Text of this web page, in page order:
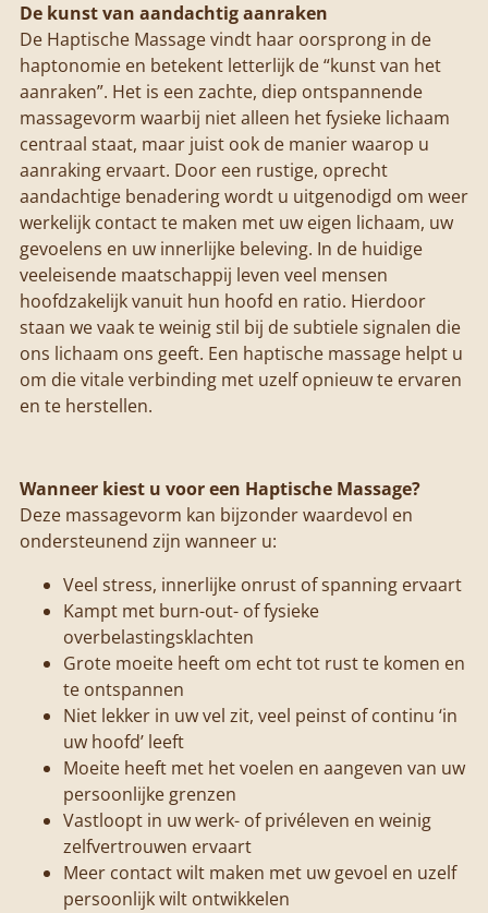
De kunst van aandachtig aanraken
De Haptische Massage vindt haar oorsprong in de
haptonomie en betekent letterlijk de “kunst van het
aanraken”. Het is een zachte, diep ontspannende
massagevorm waarbij niet alleen het fysieke lichaam
centraal staat, maar juist ook de manier waarop u
aanraking ervaart. Door een rustige, oprecht
aandachtige benadering wordt u uitgenodigd om weer
werkelijk contact te maken met uw eigen lichaam, uw
gevoelens en uw innerlijke beleving. In de huidige
veeleisende maatschappij leven veel mensen
hoofdzakelijk vanuit hun hoofd en ratio. Hierdoor
staan we vaak te weinig stil bij de subtiele signalen die
ons lichaam ons geeft. Een haptische massage helpt u
om die vitale verbinding met uzelf opnieuw te ervaren
en te herstellen.
Wanneer kiest u voor een Haptische Massage?
Deze massagevorm kan bijzonder waardevol en
ondersteunend zijn wanneer u:
Veel stress, innerlijke onrust of spanning ervaart
Kampt met burn-out- of fysieke
overbelastingsklachten
Grote moeite heeft om echt tot rust te komen en
te ontspannen
Niet lekker in uw vel zit, veel peinst of continu ‘in
uw hoofd’ leeft
Moeite heeft met het voelen en aangeven van uw
persoonlijke grenzen
Vastloopt in uw werk- of privéleven en weinig
zelfvertrouwen ervaart
Meer contact wilt maken met uw gevoel en uzelf
persoonlijk wilt ontwikkelen